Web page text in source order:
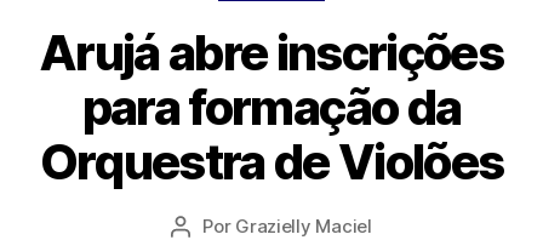
Arujá abre inscrições
para formação da
Orquestra de Violões
Autor
Por Grazielly Maciel